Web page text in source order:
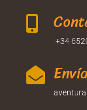

+34
